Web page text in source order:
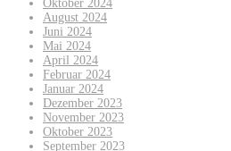
Oktober 2024
August 2024
Juni 2024
Mai 2024
April 2024
Februar 2024
Januar 2024
Dezember 2023
November 2023
Oktober 2023
September 2023